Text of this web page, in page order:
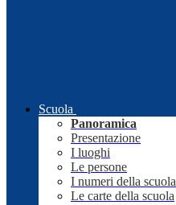
Scuola
Panoramica
Presentazione
I luoghi
Le persone
I numeri della scuola
Le carte della scuola